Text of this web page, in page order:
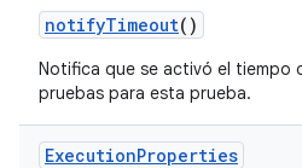
notifyTimeout()
Notifica que se activó el tiempo
pruebas para esta prueba.
ExecutionProperties